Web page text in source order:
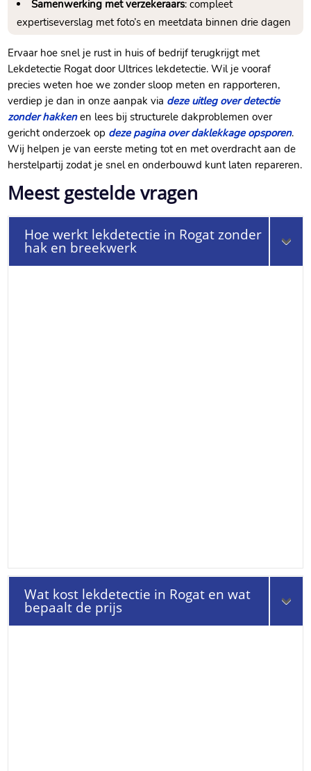
Samenwerking met verzekeraars: compleet
expertiseverslag met foto’s en meetdata binnen drie dagen
Ervaar hoe snel je rust in huis of bedrijf terugkrijgt met
Lekdetectie Rogat door Ultrices lekdetectie.​ Wil je vooraf
precies weten hoe we zonder sloop meten en rapporteren,
verdiep je dan in onze aanpak via deze uitleg over detectie
zonder hakkenen lees bij structurele dakproblemen over
gericht onderzoek op deze pagina over daklekkage opsporen.​
Wij helpen je van eerste meting tot en met overdracht aan de
herstelpartij zodat je snel en onderbouwd kunt laten repareren.​
Meest gestelde vragen
Hoe werkt lekdetectie in Rogat zonder
hak en breekwerk
Wat kost lekdetectie in Rogat en wat
bepaalt de prijs